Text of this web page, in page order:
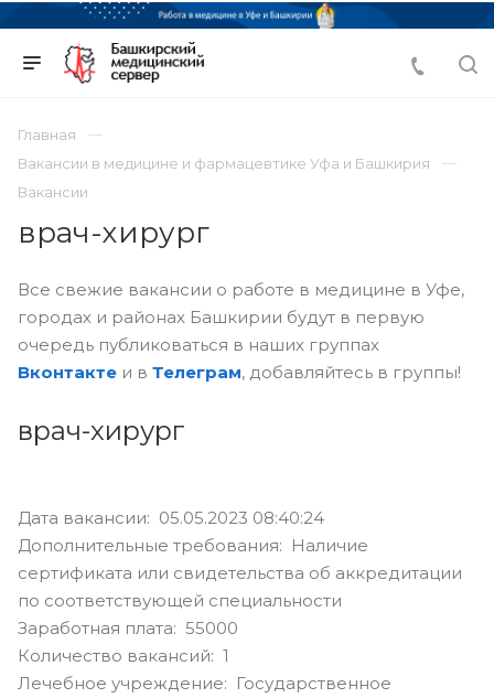
Главная
Вакансии в медицине и фармацевтике Уфа и Башкирия
Вакансии
врач-хирург
Все свежие вакансии о работе в медицине в Уфе,
городах и районах Башкирии будут в первую
очередь публиковаться в наших группах
Вконтакте и в Телеграм, добавляйтесь в группы!
врач-хирург
Дата вакансии: 05.05.2023 08:40:24
Дополнительные требования: Наличие
сертификата или свидетельства об аккредитации
по соответствующей специальности
Заработная плата: 55000
Количество вакансий: 1
Лечебное учреждение: Государственное